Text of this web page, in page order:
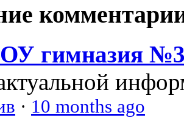
гимназия №3
· 10 months ago